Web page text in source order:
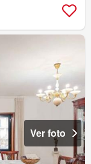
Ver foto